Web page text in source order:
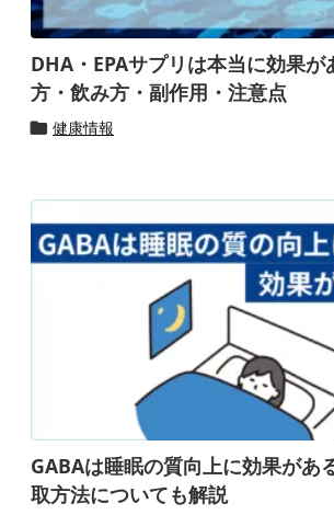
DHA・EPAサプリは本当に効果が
方・飲み方・副作用・注意点
 健康情報
GABAは睡眠の質向上に効果があ
取方法についても解説